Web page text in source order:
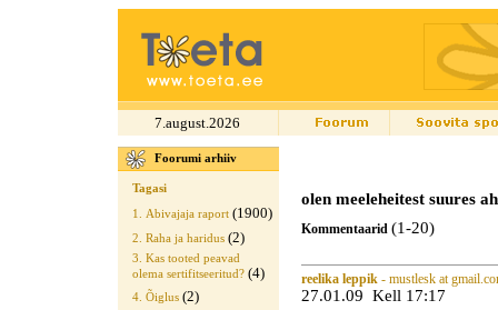
7.august.2026
Foorumi arhiiv
Tagasi
1. Abivajaja raport (1900)
2. Raha ja haridus (2)
3. Kas tooted peavad
olema sertifitseeritud? (4)
4. Õiglus (2)
olen meeleheitest suures
Kommentaarid (1-20)
reelika leppik - mustlesk at
27.01.09 Kell 17:17